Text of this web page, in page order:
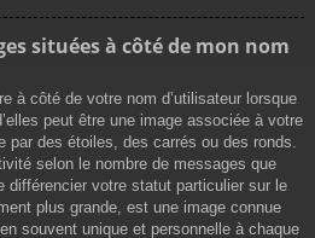
situées à côté de mon nom
à côté de votre nom d’utilisateur lorsque
peut être une image associée à votre
par des étoiles, des carrés ou des ronds.
selon le nombre de messages que
différencier votre statut particulier sur le
plus grande, est une image connue
souvent unique et personnelle à chaque